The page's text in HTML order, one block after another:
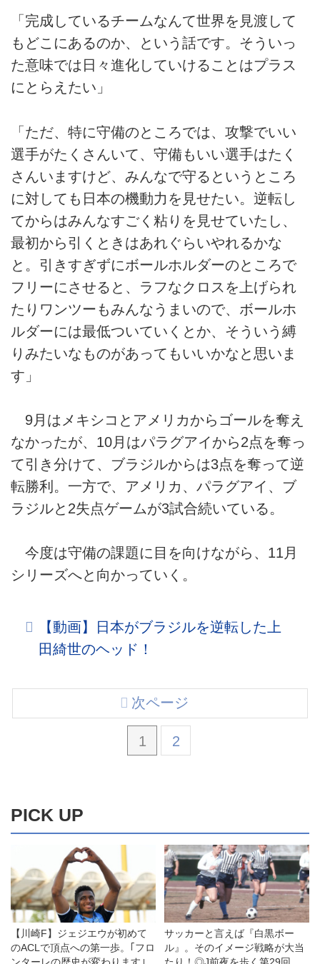
「完成しているチームなんて世界を見渡して
もどこにあるのか、という話です。そういっ
た意味では日々進化していけることはプラス
にとらえたい」
「ただ、特に守備のところでは、攻撃でいい
選手がたくさんいて、守備もいい選手はたく
さんいますけど、みんなで守るというところ
に対しても日本の機動力を見せたい。逆転し
てからはみんなすごく粘りを見せていたし、
最初から引くときはあれぐらいやれるかな
と。引きすぎずにボールホルダーのところで
フリーにさせると、ラフなクロスを上げられ
たりワンツーもみんなうまいので、ボールホ
ルダーには最低ついていくとか、そういう縛
りみたいなものがあってもいいかなと思いま
す」
9月はメキシコとアメリカからゴールを奪え
なかったが、10月はパラグアイから2点を奪っ
て引き分けて、ブラジルからは3点を奪って逆
転勝利。一方で、アメリカ、パラグアイ、ブ
ラジルと2失点ゲームが3試合続いている。
今度は守備の課題に目を向けながら、11月
シリーズへと向かっていく。
【動画】日本がブラジルを逆転した上
田綺世のヘッド！
1 2
次ページ
PICK UP
【川崎F】ジェジエウが初めて
のACLで頂点への第一歩。｢フロ
サッカーと言えば『白黒ボー
ル』。そのイメージ戦略が大当